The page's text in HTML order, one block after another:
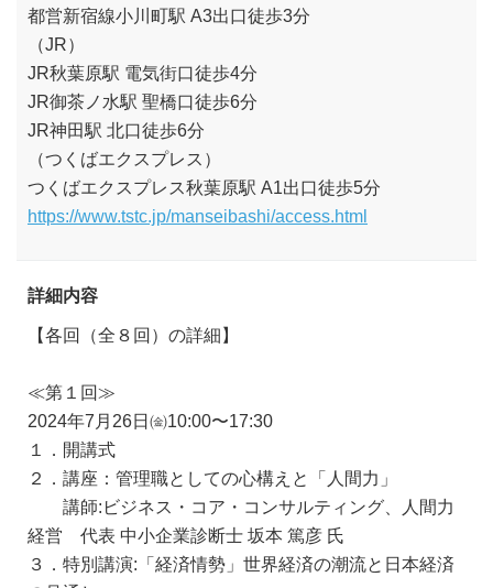
都営新宿線小川町駅 A3出口徒歩3分
（JR）
JR秋葉原駅 電気街口徒歩4分
JR御茶ノ水駅 聖橋口徒歩6分
JR神田駅 北口徒歩6分
（つくばエクスプレス）
つくばエクスプレス秋葉原駅 A1出口徒歩5分
https://www.tstc.jp/manseibashi/access.html
詳細内容
【各回（全８回）の詳細】
≪第１回≫
2024年7月26日㈮10:00〜17:30
１．開講式
２．講座：管理職としての心構えと「人間力」
講師:ビジネス・コア・コンサルティング、人間力
経営 代表 中小企業診断士 坂本 篤彦 氏
３．特別講演:「経済情勢」世界経済の潮流と日本経済